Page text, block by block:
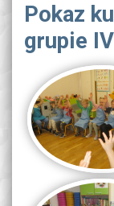
Pokaz
grupie